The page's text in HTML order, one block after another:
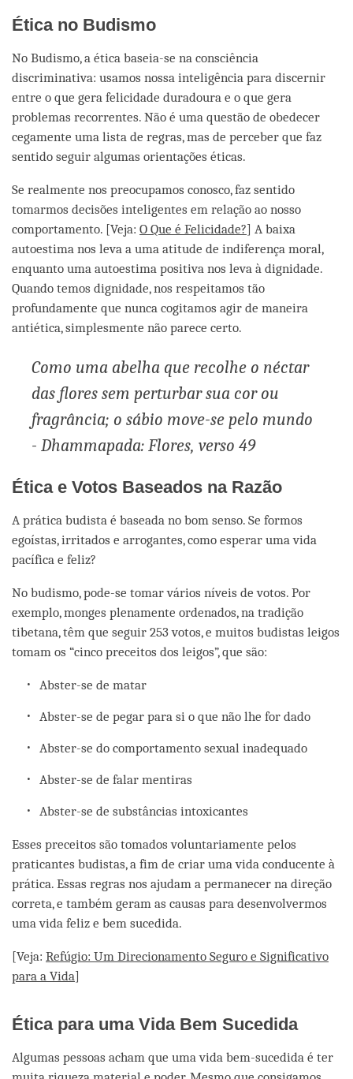
Ética no Budismo
No Budismo, a ética baseia-se na consciência
discriminativa: usamos nossa inteligência para discernir
entre o que gera felicidade duradoura e o que gera
problemas recorrentes. Não é uma questão de obedecer
cegamente uma lista de regras, mas de perceber que faz
sentido seguir algumas orientações éticas.
Se realmente nos preocupamos conosco, faz sentido
tomarmos decisões inteligentes em relação ao nosso
comportamento. [Veja: O Que é Felicidade?] A baixa
autoestima nos leva a uma atitude de indiferença moral,
enquanto uma autoestima positiva nos leva à dignidade.
Quando temos dignidade, nos respeitamos tão
profundamente que nunca cogitamos agir de maneira
antiética, simplesmente não parece certo.
Como uma abelha que recolhe o néctar
das flores sem perturbar sua cor ou
fragrância; o sábio move-se pelo mundo
- Dhammapada: Flores, verso 49
Ética e Votos Baseados na Razão
A prática budista é baseada no bom senso. Se formos
egoístas, irritados e arrogantes, como esperar uma vida
pacífica e feliz?
No budismo, pode-se tomar vários níveis de votos. Por
exemplo, monges plenamente ordenados, na tradição
tibetana, têm que seguir 253 votos, e muitos budistas leigos
tomam os “cinco preceitos dos leigos”, que são:
Abster-se de matar
Abster-se de pegar para si o que não lhe for dado
Abster-se do comportamento sexual inadequado
Abster-se de falar mentiras
Abster-se de substâncias intoxicantes
Esses preceitos são tomados voluntariamente pelos
praticantes budistas, a fim de criar uma vida conducente à
prática. Essas regras nos ajudam a permanecer na direção
correta, e também geram as causas para desenvolvermos
uma vida feliz e bem sucedida.
[Veja: Refúgio: Um Direcionamento Seguro e Significativo
para a Vida]
Ética para uma Vida Bem Sucedida
Algumas pessoas acham que uma vida bem-sucedida é ter